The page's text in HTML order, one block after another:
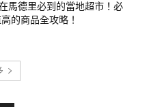
馬德里必到的當地超市！必
的商品全攻略！